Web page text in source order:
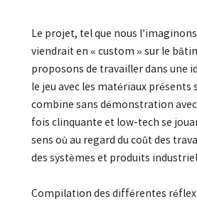
Le projet, tel que nous
viendrait en « custom » sur le
proposons de travailler dans une
le jeu avec les matériaux
combine sans démonstration
fois clinquante et low-tech se
sens où au regard du coût des
des systèmes et produits
Compilation des différentes